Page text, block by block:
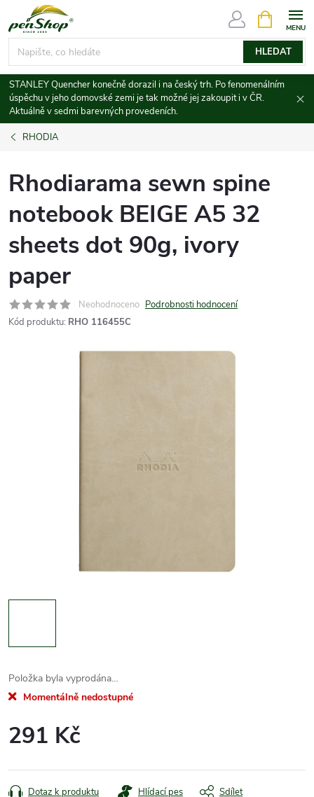
na
obsah
HLEDAT
NÁKUPNÍ
KOŠÍK
STANLEY Quencher konečně dorazil i na český trh. Po fenomenálním
úspěchu v jeho domovské zemi je tak možné jej zakoupit i v ČR.
Aktuálně v sedmi barevných provedeních.
RHODIA
Rhodiarama sewn spine
notebook BEIGE A5 32
sheets dot 90g, ivory
paper
Neohodnoceno Podrobnosti hodnocení
Kód produktu: RHO 116455C
Položka byla vyprodána…
Momentálně nedostupné
291 Kč
cena:
Dotaz k produktu Hlídací pes Sdílet